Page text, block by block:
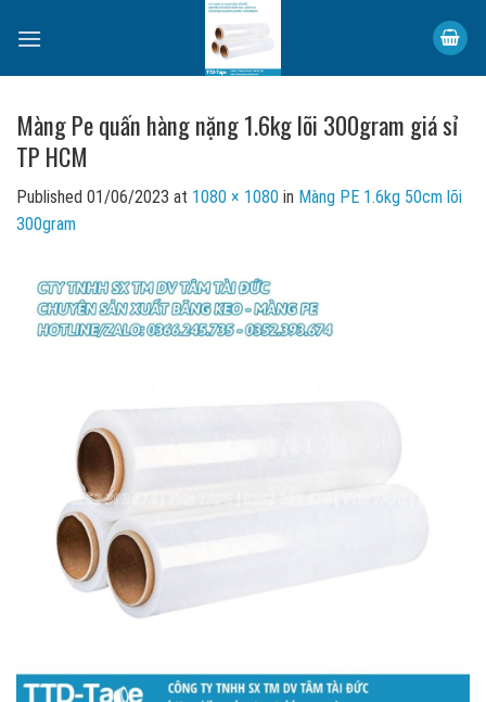
Màng Pe quấn hàng nặng 1.6kg lõi 300gram giá sỉ
TP HCM
Published 01/06/2023 at 1080 × 1080 in Màng PE 1.6kg 50cm lõi
300gram